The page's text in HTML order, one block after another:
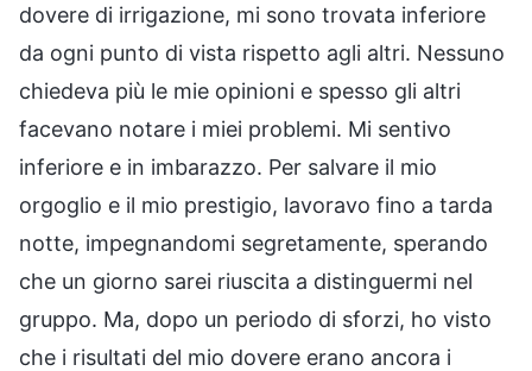
dovere di irrigazione, mi sono trovata inferiore
da ogni punto di vista rispetto agli altri. Nessuno
chiedeva più le mie opinioni e spesso gli altri
facevano notare i miei problemi. Mi sentivo
inferiore e in imbarazzo. Per salvare il mio
orgoglio e il mio prestigio, lavoravo fino a tarda
notte, impegnandomi segretamente, sperando
che un giorno sarei riuscita a distinguermi nel
gruppo. Ma, dopo un periodo di sforzi, ho visto
che i risultati del mio dovere erano ancora i